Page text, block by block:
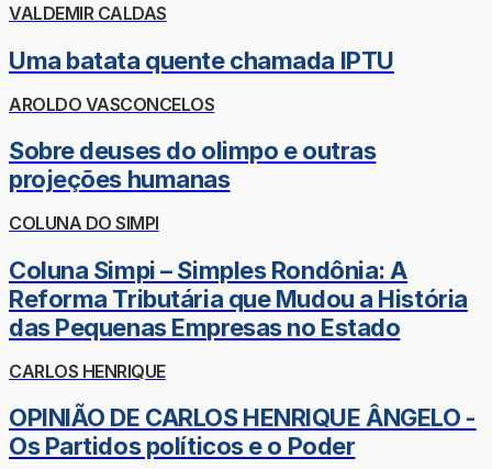
VALDEMIR CALDAS
Uma batata quente chamada IPTU
AROLDO VASCONCELOS
Sobre deuses do olimpo e outras
projeções humanas
COLUNA DO SIMPI
Coluna Simpi – Simples Rondônia: A
Reforma Tributária que Mudou a História
das Pequenas Empresas no Estado
CARLOS HENRIQUE
OPINIÃO DE CARLOS HENRIQUE ÂNGELO -
Os Partidos políticos e o Poder